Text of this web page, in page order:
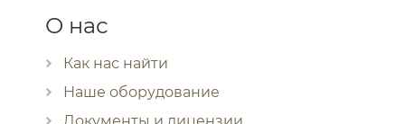
О нас
Как нас найти
Наше оборудование